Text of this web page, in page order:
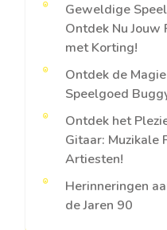
Geweldige
Ontdek Nu Jouw
met Korting!
Ontdek de
Speelgoed
Ontdek het
Gitaar: Muzikale
Artiesten!
Herinneringen
de Jaren 90